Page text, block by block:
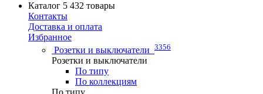
Каталог 5 432 товары
Контакты
Доставка и оплата
Избранное
Розетки и выключатели 3356
Розетки и выключатели
По типу
По коллекциям